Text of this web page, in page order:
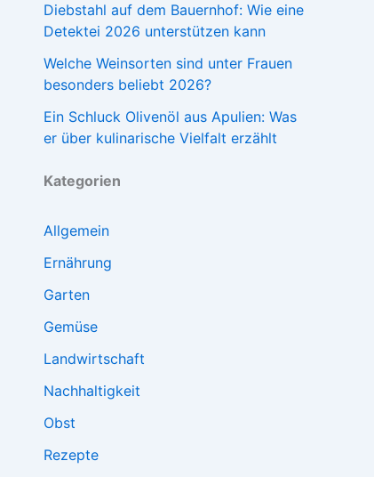
Diebstahl auf dem Bauernhof: Wie eine
Detektei 2026 unterstützen kann
Welche Weinsorten sind unter Frauen
besonders beliebt 2026?
Ein Schluck Olivenöl aus Apulien: Was
er über kulinarische Vielfalt erzählt
Kategorien
Allgemein
Ernährung
Garten
Gemüse
Landwirtschaft
Nachhaltigkeit
Obst
Rezepte